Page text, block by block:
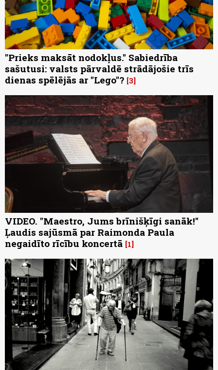
"Prieks maksāt nodokļus." Sabiedrība
sašutusi: valsts pārvaldē strādājošie trīs
dienas spēlējās ar "Lego"? 3
VIDEO. "Maestro, Jums brīnišķīgi sanāk!"
Ļaudis sajūsmā par Raimonda Paula
negaidīto rīcību koncertā 1